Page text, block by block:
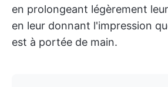
en prolongeant légèrement
en leur donnant l'impression
est à portée de main.